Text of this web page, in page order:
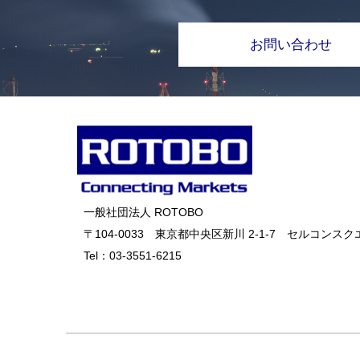
お問い合わせ
一般社団法人 ROTOBO
〒104-0033 東京都中央区新川 2-1-7 セルコンスク
Tel： 03-3551-6215